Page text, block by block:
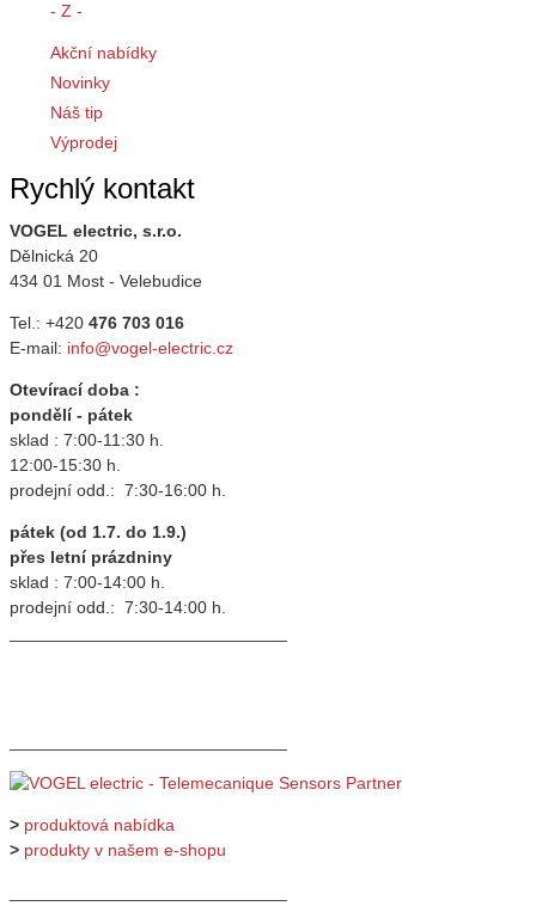
- Z -
Akční nabídky
Novinky
Náš tip
Výprodej
Rychlý kontakt
VOGEL electric, s.r.o.
Dělnická 20
434 01 Most - Velebudice
Tel.: +420 476 703 016
E-mail: info@vogel-electric.cz
Otevírací doba :
pondělí - pátek
sklad : 7:00-11:30 h.
12:00-15:30 h.
prodejní odd.: 7:30-16:00 h.
pátek (od 1.7. do 1.9.)
přes letní prázdniny
sklad : 7:00-14:00 h.
prodejní odd.: 7:30-14:00 h.
> produktová nabídka
> produkty v našem e-shopu